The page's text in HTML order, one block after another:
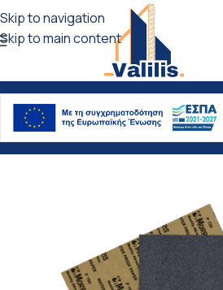
Skip to navigation
Skip to main content